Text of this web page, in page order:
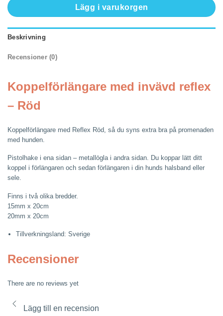
Lägg i varukorgen
Beskrivning
Recensioner (0)
Koppelförlängare med invävd reflex
– Röd
Koppelförlängare med Reflex Röd, så du syns extra bra på promenaden
med hunden.
Pistolhake i ena sidan – metallögla i andra sidan. Du koppar lätt ditt
koppel i förlängaren och sedan förlängaren i din hunds halsband eller
sele.
Finns i två olika bredder.
15mm x 20cm
20mm x 20cm
Tillverkningsland: Sverige
Recensioner
There are no reviews yet
Lägg till en recension